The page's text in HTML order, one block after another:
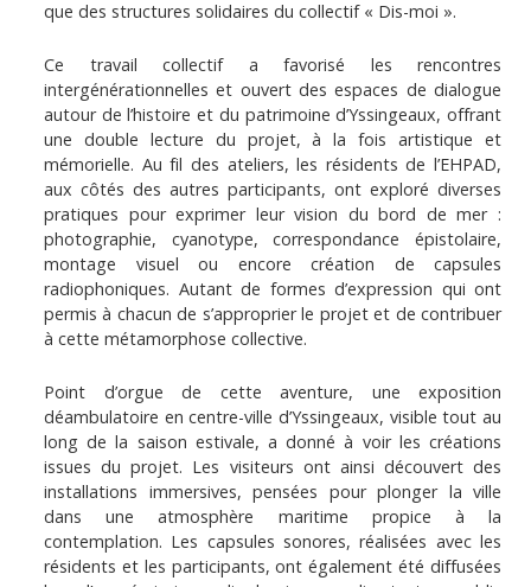
que des structures solidaires du collectif « Dis-moi ».
Ce travail collectif a favorisé les rencontres
intergénérationnelles et ouvert des espaces de dialogue
autour de l’histoire et du patrimoine d’Yssingeaux, offrant
une double lecture du projet, à la fois artistique et
mémorielle. Au fil des ateliers, les résidents de l’EHPAD,
aux côtés des autres participants, ont exploré diverses
pratiques pour exprimer leur vision du bord de mer :
photographie, cyanotype, correspondance épistolaire,
montage visuel ou encore création de capsules
radiophoniques. Autant de formes d’expression qui ont
permis à chacun de s’approprier le projet et de contribuer
à cette métamorphose collective.
Point d’orgue de cette aventure, une exposition
déambulatoire en centre-ville d’Yssingeaux, visible tout au
long de la saison estivale, a donné à voir les créations
issues du projet. Les visiteurs ont ainsi découvert des
installations immersives, pensées pour plonger la ville
dans une atmosphère maritime propice à la
contemplation. Les capsules sonores, réalisées avec les
résidents et les participants, ont également été diffusées